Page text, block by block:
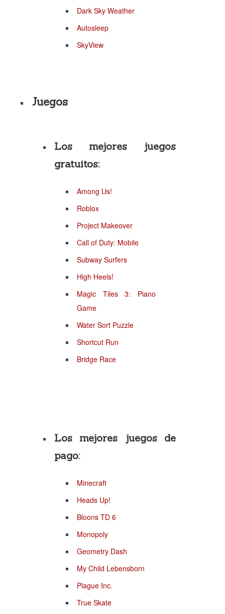
Dark Sky Weather
Autosleep
SkyView
Juegos
Los mejores juegos
gratuitos:
Among Us!
Roblox
Project Makeover
Call of Duty: Mobile
Subway Surfers
High Heels!
Magic Tiles 3: Piano
Game
Water Sort Puzzle
Shortcut Run
Bridge Race
Los mejores juegos de
pago:
Minecraft
Heads Up!
Bloons TD 6
Monopoly
Geometry Dash
My Child Lebensborn
Plague Inc.
True Skate